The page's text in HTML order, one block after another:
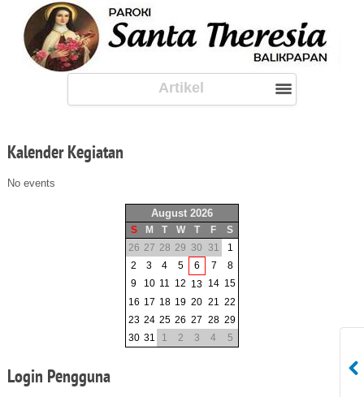
Artikel
KalenderKegiatan
No events
August 2026
S M T W T F
S
26 27 28 29 30 31
1
2
3 4 5 6 7
8
9
10 11 12 13 14 15
16 17 18 19 20 21 22
23 24 25 26 27 28 29
30 31 1 2 3 4 5
Login Pengguna